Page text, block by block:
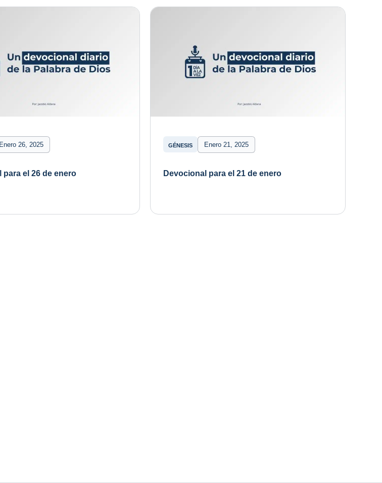
Enero 26, 2025
para el 26 de enero
GÉNESIS Enero 21, 2025
Devocional para el 21 de enero